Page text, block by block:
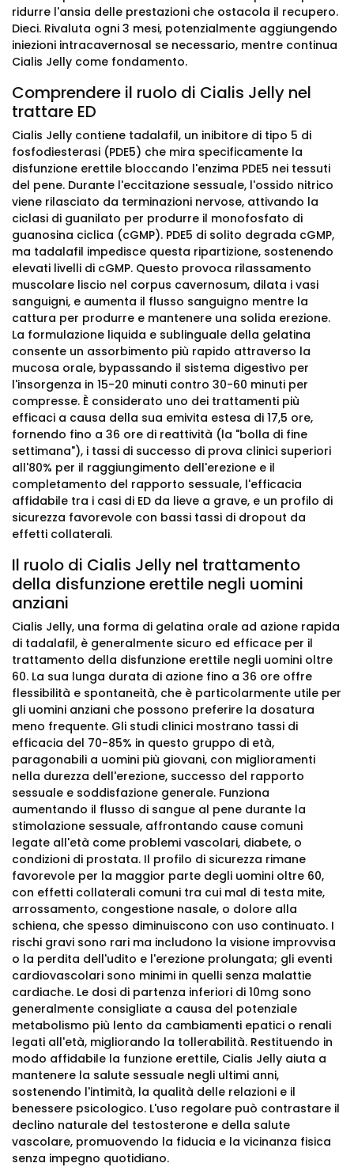
ridurre l'ansia delle prestazioni che ostacola il recupero.
Dieci. Rivaluta ogni 3 mesi, potenzialmente aggiungendo
iniezioni intracavernosal se necessario, mentre continua
Cialis Jelly come fondamento.
Comprendere il ruolo di Cialis Jelly nel
trattare ED
Cialis Jelly contiene tadalafil, un inibitore di tipo 5 di
fosfodiesterasi (PDE5) che mira specificamente la
disfunzione erettile bloccando l'enzima PDE5 nei tessuti
del pene. Durante l'eccitazione sessuale, l'ossido nitrico
viene rilasciato da terminazioni nervose, attivando la
ciclasi di guanilato per produrre il monofosfato di
guanosina ciclica (cGMP). PDE5 di solito degrada cGMP,
ma tadalafil impedisce questa ripartizione, sostenendo
elevati livelli di cGMP. Questo provoca rilassamento
muscolare liscio nel corpus cavernosum, dilata i vasi
sanguigni, e aumenta il flusso sanguigno mentre la
cattura per produrre e mantenere una solida erezione.
La formulazione liquida e sublinguale della gelatina
consente un assorbimento più rapido attraverso la
mucosa orale, bypassando il sistema digestivo per
l'insorgenza in 15-20 minuti contro 30-60 minuti per
compresse. È considerato uno dei trattamenti più
efficaci a causa della sua emivita estesa di 17,5 ore,
fornendo fino a 36 ore di reattività (la "bolla di fine
settimana"), i tassi di successo di prova clinici superiori
all'80% per il raggiungimento dell'erezione e il
completamento del rapporto sessuale, l'efficacia
affidabile tra i casi di ED da lieve a grave, e un profilo di
sicurezza favorevole con bassi tassi di dropout da
effetti collaterali.
Il ruolo di Cialis Jelly nel trattamento
della disfunzione erettile negli uomini
anziani
Cialis Jelly, una forma di gelatina orale ad azione rapida
di tadalafil, è generalmente sicuro ed efficace per il
trattamento della disfunzione erettile negli uomini oltre
60. La sua lunga durata di azione fino a 36 ore offre
flessibilità e spontaneità, che è particolarmente utile per
gli uomini anziani che possono preferire la dosatura
meno frequente. Gli studi clinici mostrano tassi di
efficacia del 70-85% in questo gruppo di età,
paragonabili a uomini più giovani, con miglioramenti
nella durezza dell'erezione, successo del rapporto
sessuale e soddisfazione generale. Funziona
aumentando il flusso di sangue al pene durante la
stimolazione sessuale, affrontando cause comuni
legate all'età come problemi vascolari, diabete, o
condizioni di prostata. Il profilo di sicurezza rimane
favorevole per la maggior parte degli uomini oltre 60,
con effetti collaterali comuni tra cui mal di testa mite,
arrossamento, congestione nasale, o dolore alla
schiena, che spesso diminuiscono con uso continuato. I
rischi gravi sono rari ma includono la visione improvvisa
o la perdita dell'udito e l'erezione prolungata; gli eventi
cardiovascolari sono minimi in quelli senza malattie
cardiache. Le dosi di partenza inferiori di 10mg sono
generalmente consigliate a causa del potenziale
metabolismo più lento da cambiamenti epatici o renali
legati all'età, migliorando la tollerabilità. Restituendo in
modo affidabile la funzione erettile, Cialis Jelly aiuta a
mantenere la salute sessuale negli ultimi anni,
sostenendo l'intimità, la qualità delle relazioni e il
benessere psicologico. L'uso regolare può contrastare il
declino naturale del testosterone e della salute
vascolare, promuovendo la fiducia e la vicinanza fisica
senza impegno quotidiano.